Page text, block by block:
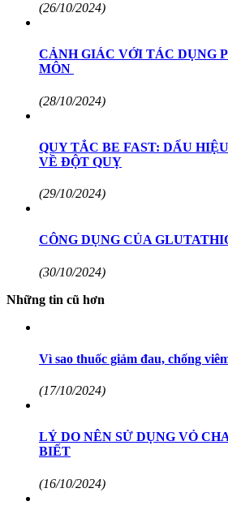
(26/10/2024)
CẢNH GIÁC VỚI TÁC DỤNG
MÔN
(28/10/2024)
QUY TẮC BE FAST: DẤU
VỀ ĐỘT QUỴ
(29/10/2024)
CÔNG DỤNG CỦA
(30/10/2024)
Những tin cũ hơn
Vì sao thuốc giảm đau, chống
(17/10/2024)
LÝ DO NÊN SỬ DỤNG VỎ
BIẾT
(16/10/2024)